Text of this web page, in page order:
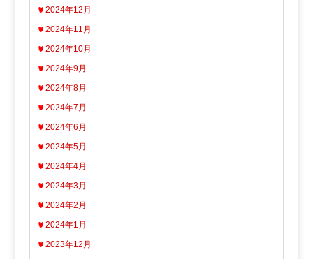
2024年12月
2024年11月
2024年10月
2024年9月
2024年8月
2024年7月
2024年6月
2024年5月
2024年4月
2024年3月
2024年2月
2024年1月
2023年12月